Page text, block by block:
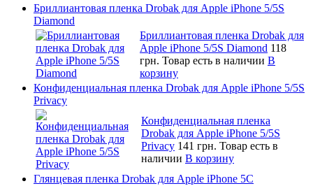
Бриллиантовая пленка Drobak для Apple iPhone 5/5S
Diamond
Бриллиантовая пленка Drobak для
Apple iPhone 5/5S Diamond 118
грн. Товар есть в наличии В
корзину
Конфиденциальная пленка Drobak для Apple iPhone 5/5S
Privacy
Конфиденциальная пленка
Drobak для Apple iPhone 5/5S
Privacy 141 грн. Товар есть в
наличии В корзину
Глянцевая пленка Drobak для Apple iPhone 5C